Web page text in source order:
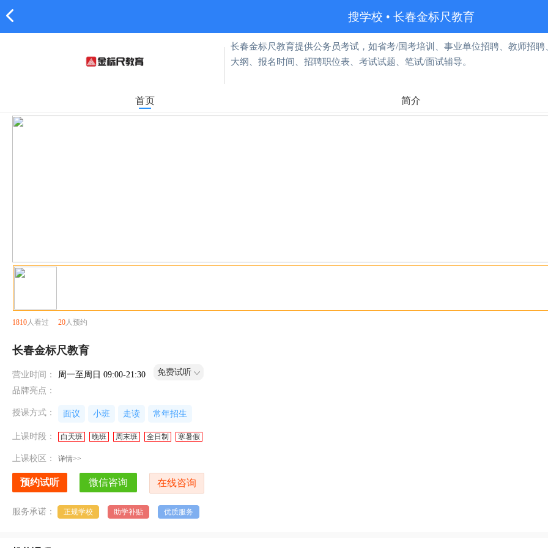
搜学校 • 长春金标尺教育
长春金标尺教育提供公务员考试，如省考/国考培训、事业单位招聘、教师招
大纲、报名时间、招聘职位表、考试试题、笔试/面试辅导。
首页 简介
1810人看过 20人预约
长春金标尺教育
营业时间： 周一至周日 09:00-21:30
免费试听
品牌亮点：
授课方式： 面议 小班 走读 常年招生
上课时段： 白天班 晚班 周末班 全日制 寒暑假
上课校区： 详情>>
服务承诺： 正规学校 助学补贴 优质服务